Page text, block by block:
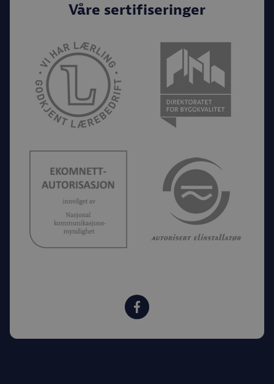
Våre sertifiseringer